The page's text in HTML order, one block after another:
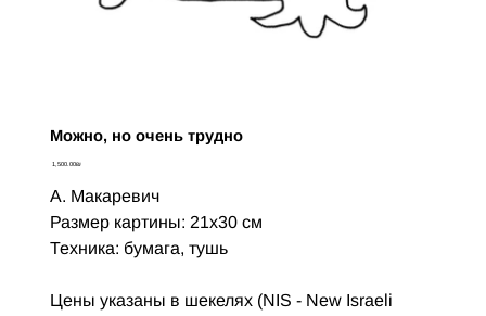
Можно, но очень трудно
Цена‏1,500.00 ‏₪
А. Макаревич
Размер картины: 21х30 см
Техника: бумага, тушь
Цены указаны в шекелях (NIS - New Israeli